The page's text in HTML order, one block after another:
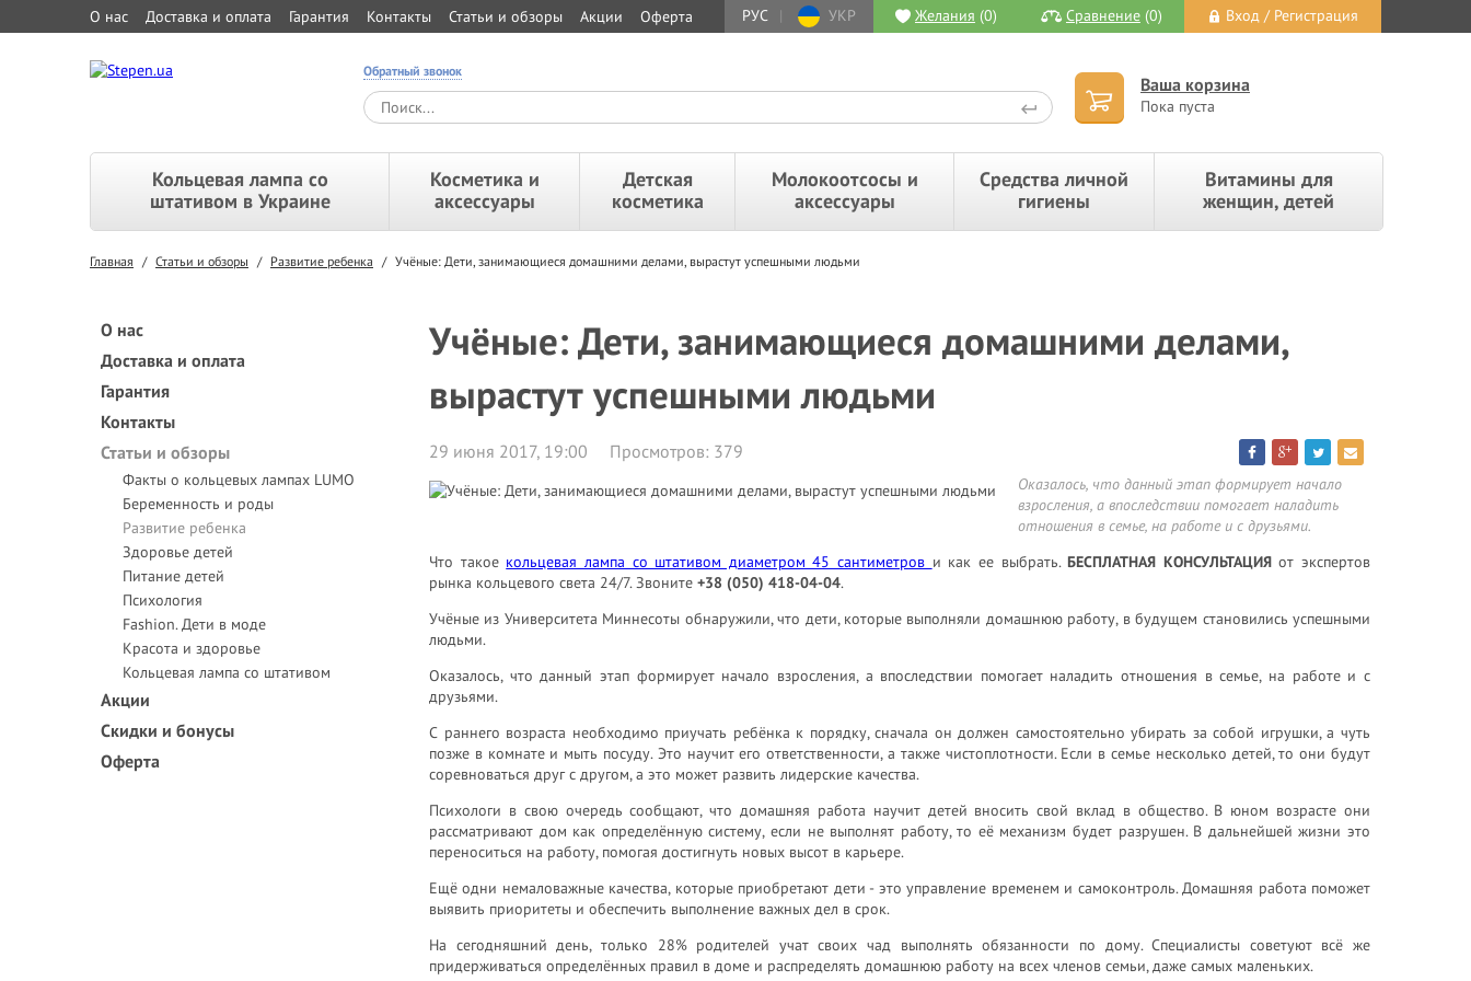
О нас Доставка и оплата Гарантия Контакты Статьи и обзоры Акции Оферта РУС | УКР Желания (0) Сравнение (0) Вход / Регистрация
Обратный звонок
Ваша корзина
Пока пуста
Кольцевая лампа со
штативом в Украине
Косметика и
аксессуары
Детская
косметика
Молокоотсосы и
аксессуары
Средства личной
гигиены
Витамины для
женщин, детей
Главная / Статьи и обзоры / Развитие ребенка / Учёные: Дети, занимающиеся домашними делами, вырастут успешными людьми
О нас
Доставка и оплата
Гарантия
Контакты
Статьи и обзоры
Факты о кольцевых лампах LUMO
Беременность и роды
Развитие ребенка
Здоровье детей
Питание детей
Психология
Fashion. Дети в моде
Красота и здоровье
Кольцевая лампа со штативом
Акции
Скидки и бонусы
Оферта
Учёные: Дети, занимающиеся домашними делами,
вырастут успешными людьми
29 июня 2017, 19:00 Просмотров: 379
Оказалось, что данный этап формирует начало
взросления, а впоследствии помогает наладить
отношения в семье, на работе и с друзьями.
Что такое кольцевая лампа со штативом диаметром 45 сантиметров и как ее выбрать.БЕСПЛАТНАЯ КОНСУЛЬТАЦИЯот экспертов
рынка кольцевого света 24/7. Звоните +38 (050) 418-04-04.
Учёные из Университета Миннесоты обнаружили, что дети, которые выполняли домашнюю работу, в будущем становились успешными
людьми.
Оказалось, что данный этап формирует начало взросления, а впоследствии помогает наладить отношения в семье, на работе и с
друзьями.
С раннего возраста необходимо приучать ребёнка к порядку, сначала он должен самостоятельно убирать за собой игрушки, а чуть
позже в комнате и мыть посуду. Это научит его ответственности, а также чистоплотности. Если в семье несколько детей, то они будут
соревноваться друг с другом, а это может развить лидерские качества.
Психологи в свою очередь сообщают, что домашняя работа научит детей вносить свой вклад в общество. В юном возрасте они
рассматривают дом как определённую систему, если не выполнят работу, то её механизм будет разрушен. В дальнейшей жизни это
переноситься на работу, помогая достигнуть новых высот в карьере.
Ещё одни немаловажные качества, которые приобретают дети - это управление временем и самоконтроль. Домашняя работа поможет
выявить приоритеты и обеспечить выполнение важных дел в срок.
На сегодняшний день, только 28% родителей учат своих чад выполнять обязанности по дому. Специалисты советуют всё же
придерживаться определённых правил в доме и распределять домашнюю работу на всех членов семьи, даже самых маленьких.